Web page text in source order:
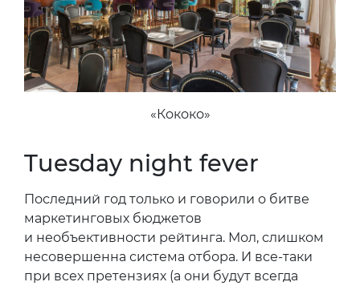
«Кококо»
Tuesday night fever
Последний год только и говорили о битве
маркетинговых бюджетов
и необъективности рейтинга. Мол, слишком
несовершенна система отбора. И все-таки
при всех претензиях (а они будут всегда